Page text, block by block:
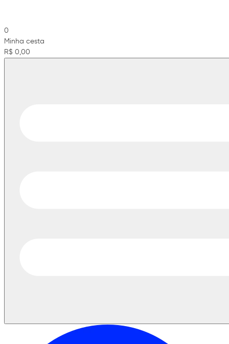
0
Minha cesta
R$ 0,00